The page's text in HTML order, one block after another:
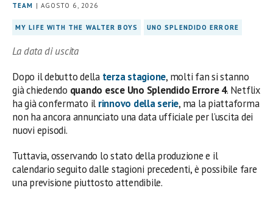
TEAM | AGOSTO 6, 2026
MY LIFE WITH THE WALTER BOYS UNO SPLENDIDO ERRORE
La data di uscita
Dopo il debutto della terza stagione, molti fan si stanno
già chiedendo quando esce Uno Splendido Errore 4. Netflix
ha già confermato il rinnovo della serie, ma la piattaforma
non ha ancora annunciato una data ufficiale per l’uscita dei
nuovi episodi.
Tuttavia, osservando lo stato della produzione e il
calendario seguito dalle stagioni precedenti, è possibile fare
una previsione piuttosto attendibile.